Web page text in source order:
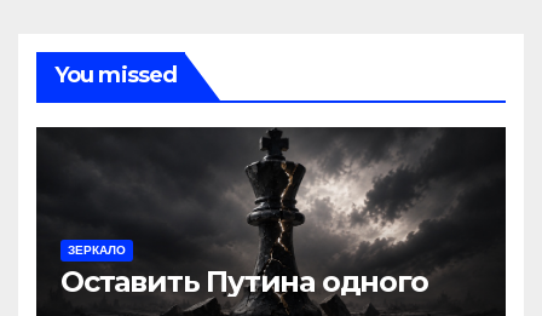
You missed
ЗЕРКАЛО
Оставить Путина одного